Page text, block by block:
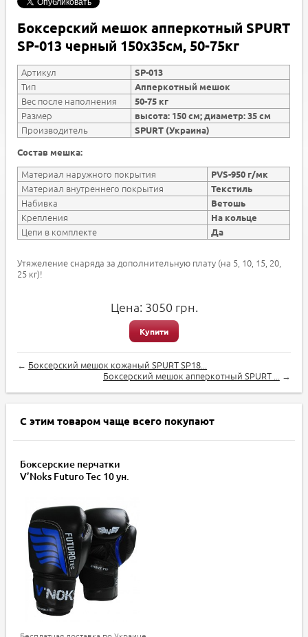
Боксерский мешок апперкотный SPURT
SP-013 черный 150х35см, 50-75кг
Артикул SP-013
Тип Апперкотный мешок
Вес после наполнения 50-75 кг
Размер высота: 150 см; диаметр: 35 см
Производитель
SPURT (Украина)
Состав мешка:
Материал наружного покрытия PVS-950 г/мк
Материал внутреннего покрытия Текстиль
Набивка Ветошь
Крепления На кольце
Цепи в комплекте Да
Утяжеление снаряда за дополнительную плату (на 5, 10, 15, 20,
25 кг)!
Цена: 3050 грн.
Купити
← Боксерский мешок кожаный SPURT SP18...
Боксерский мешок апперкотный SPURT ...→
С этим товаром чаще всего покупают
Боксерские перчатки
V’Noks Futuro Tec 10 ун.